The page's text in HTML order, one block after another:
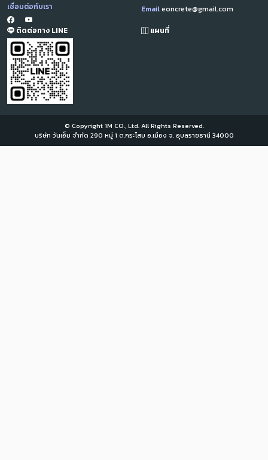
เชื่อมต่อกับเรา
Emaileoncrete@gmail.com
ติดต่อทาง LINE
แผนที่
© Copyright 1M CO., Ltd. All Rights Reserved.
บริษัท วันเอ็ม จำกัด 290 หมู่ 1 ต.กระโสบ อ.เมือง จ. อุบลราชธานี 34000